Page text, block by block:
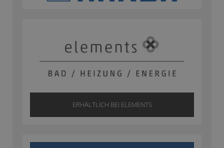
ERHÄLTLICH BEI ELEMENTS